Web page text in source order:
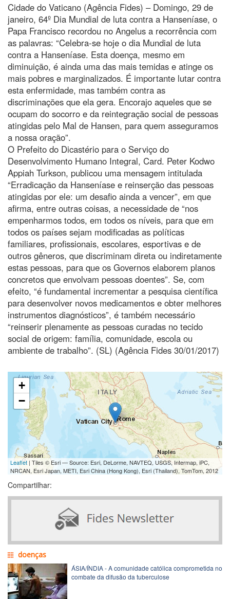
Cidade do Vaticano (Agência Fides) – Domingo, 29 de
janeiro, 64º Dia Mundial de luta contra a Hanseníase, o
Papa Francisco recordou no Angelus a recorrência com
as palavras: “Celebra-se hoje o dia Mundial de luta
contra a Hanseníase. Esta doença, mesmo em
diminuição, é ainda uma das mais temidas e atinge os
mais pobres e marginalizados. É importante lutar contra
esta enfermidade, mas também contra as
discriminações que ela gera. Encorajo aqueles que se
ocupam do socorro e da reintegração social de pessoas
atingidas pelo Mal de Hansen, para quem asseguramos
a nossa oração”.
O Prefeito do Dicastério para o Serviço do
Desenvolvimento Humano Integral, Card. Peter Kodwo
Appiah Turkson, publicou uma mensagem intitulada
“Erradicação da Hanseníase e reinserção das pessoas
atingidas por ele: um desafio ainda a vencer”, em que
afirma, entre outras coisas, a necessidade de “nos
empenharmos todos, em todos os níveis, para que em
todos os países sejam modificadas as políticas
familiares, profissionais, escolares, esportivas e de
outros gêneros, que discriminam direta ou indiretamente
estas pessoas, para que os Governos elaborem planos
concretos que envolvam pessoas doentes”. Se, com
efeito, “é fundamental incrementar a pesquisa científica
para desenvolver novos medicamentos e obter melhores
instrumentos diagnósticos”, é também necessário
“reinserir plenamente as pessoas curadas no tecido
social de origem: família, comunidade, escola ou
ambiente de trabalho”. (SL) (Agência Fides 30/01/2017)
+
−
Leaflet | Tiles © Esri — Source: Esri, DeLorme, NAVTEQ, USGS, Intermap, iPC,
NRCAN, Esri Japan, METI, Esri China (Hong Kong), Esri (Thailand), TomTom, 2012
Compartilhar:
doenças
ÁSIA/ÍNDIA - A comunidade católica comprometida no
combate da difusão da tuberculose